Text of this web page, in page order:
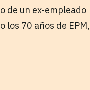
de un ex-empleado
los 70 años de EPM,